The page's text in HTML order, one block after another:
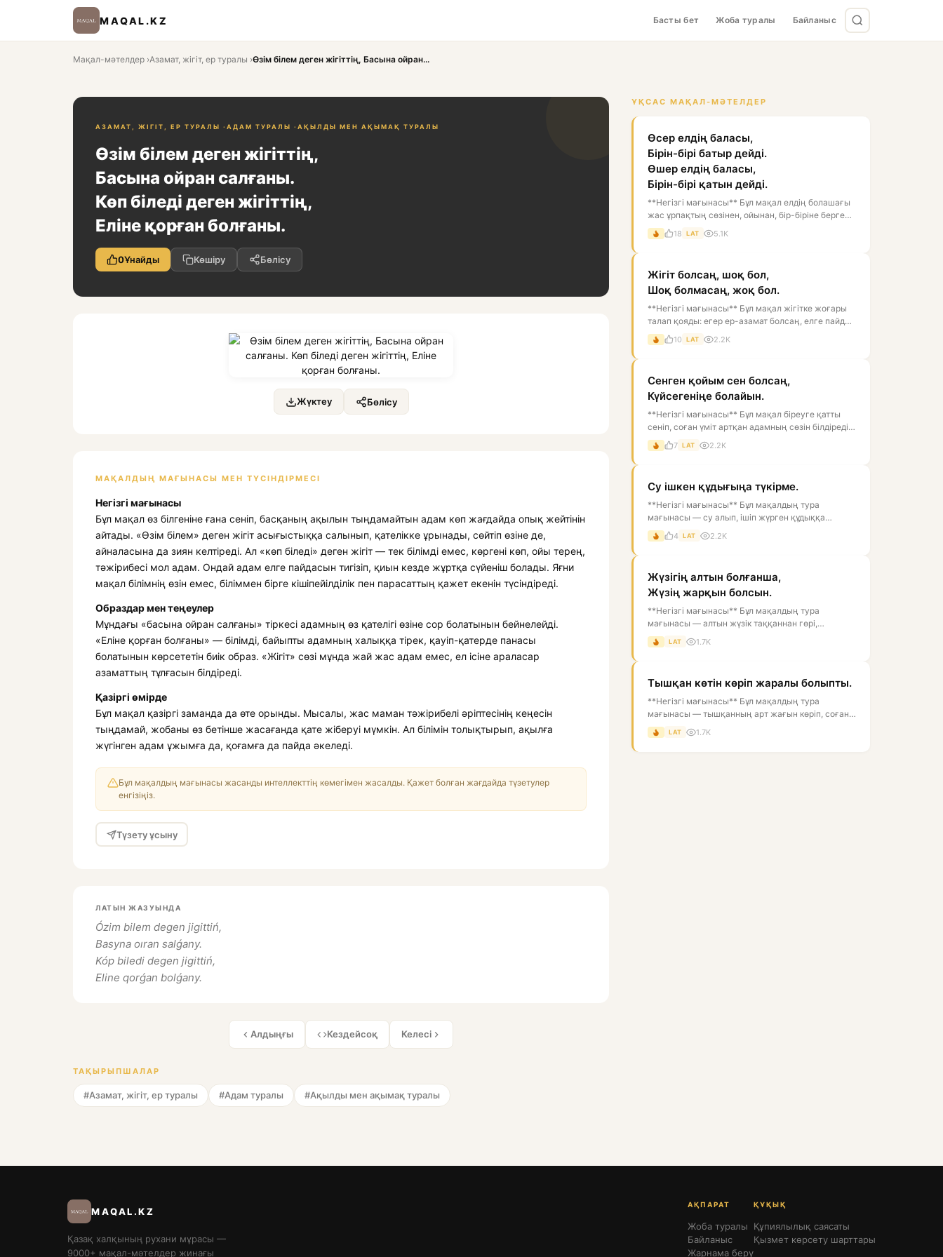
MAQAL.KZ Басты бет Жоба туралы Байланыс
Мақал-мәтелдер ›Азамат, жігіт, ер туралы ›Өзім білем деген жігіттің, Басына ойран...
АЗАМАТ, ЖІГІТ, ЕР ТУРАЛЫ · АДАМ ТУРАЛЫ · АҚЫЛДЫ МЕН АҚЫМАҚ ТУРАЛЫ
Өзім білем деген жігіттің,
Басына ойран салғаны.
Көп біледі деген жігіттің,
Еліне қорған болғаны.
0Ұнайды Көшіру Бөлісу
Жүктеу Бөлісу
МАҚАЛДЫҢ МАҒЫНАСЫ МЕН ТҮСІНДІРМЕСІ
Негізгі мағынасы
Бұл мақал өз білгеніне ғана сеніп, басқаның ақылын тыңдамайтын адам көп жағдайда опық жейтінін
айтады. «Өзім білем» деген жігіт асығыстыққа салынып, қателікке ұрынады, сөйтіп өзіне де,
айналасына да зиян келтіреді. Ал «көп біледі» деген жігіт — тек білімді емес, көргені көп, ойы терең,
тәжірибесі мол адам. Ондай адам елге пайдасын тигізіп, қиын кезде жұртқа сүйеніш болады. Яғни
мақал білімнің өзін емес, біліммен бірге кішіпейілділік пен парасаттың қажет екенін түсіндіреді.
Образдар мен теңеулер
Мұндағы «басына ойран салғаны» тіркесі адамның өз қателігі өзіне сор болатынын бейнелейді.
«Еліне қорған болғаны» — білімді, байыпты адамның халыққа тірек, қауіп-қатерде панасы
болатынын көрсететін биік образ. «Жігіт» сөзі мұнда жай жас адам емес, ел ісіне араласар
азаматтың тұлғасын білдіреді.
Қазіргі өмірде
Бұл мақал қазіргі заманда да өте орынды. Мысалы, жас маман тәжірибелі әріптесінің кеңесін
тыңдамай, жобаны өз бетінше жасағанда қате жіберуі мүмкін. Ал білімін толықтырып, ақылға
жүгінген адам ұжымға да, қоғамға да пайда әкеледі.
Бұл мақалдың мағынасы жасанды интеллекттің көмегімен жасалды. Қажет болған жағдайда түзетулер
енгізіңіз.
Түзету ұсыну
ЛАТЫН ЖАЗУЫНДА
Ózim bilem degen jigittiń,
Basyna oıran salǵany.
Kóp biledi degen jigittiń,
Eline qorǵan bolǵany.
Алдыңғы Кездейсоқ Келесі
ТАҚЫРЫПШАЛАР
#Азамат, жігіт, ер туралы #Адам туралы #Ақылды мен ақымақ туралы
ҰҚСАС МАҚАЛ-МӘТЕЛДЕР
Өсер елдің баласы,
Бірін-бірі батыр дейді.
Өшер елдің баласы,
Бірін-бірі қатын дейді.
**Негізгі мағынасы** Бұл мақал елдің болашағы
жас ұрпақтың сөзінен, ойынан, бір-біріне берген
бағасынан білінеді дегенді...
18 LAT 5.1K
Жігіт болсаң, шоқ бол,
Шоқ болмасаң, жоқ бол.
**Негізгі мағынасы** Бұл мақал жігітке жоғары
талап қояды: егер ер-азамат болсаң, елге пайдаң
тиетін, мінезі мықты, ісі...
10 LAT 2.2K
Сенген қойым сен болсаң,
Күйсегеніңе болайын.
**Негізгі мағынасы** Бұл мақал біреуге қатты
сеніп, соған үміт артқан адамның сөзін білдіреді.
Тура мағынасы — «егер се...
7 LAT 2.2K
Су ішкен құдығыңа түкірме.
**Негізгі мағынасы** Бұл мақалдың тура
мағынасы — су алып, ішіп жүрген құдыққа
түкіруге болмайды, өйткені ол суды ластай...
4 LAT 2.2K
Жүзігің алтын болғанша,
Жүзің жарқын болсын.
**Негізгі мағынасы** Бұл мақалдың тура
мағынасы — алтын жүзік таққаннан гөрі,
адамның жүзі ашық, нұрлы, көрікті болғаны...
LAT 1.7K
Тышқан көтін көріп жаралы болыпты.
**Негізгі мағынасы** Бұл мақалдың тура
мағынасы — тышқанның арт жағын көріп, соған
жарақат алғандай болуы. Астарлы мағын...
LAT 1.7K
MAQAL.KZ
Қазақ халқының рухани мұрасы —
9000+ мақал-мәтелдер жинағы
АҚПАРАТ
Жоба туралы
Байланыс
Жарнама беру
ҚҰҚЫҚ
Құпиялылық саясаты
Қызмет көрсету шарттары